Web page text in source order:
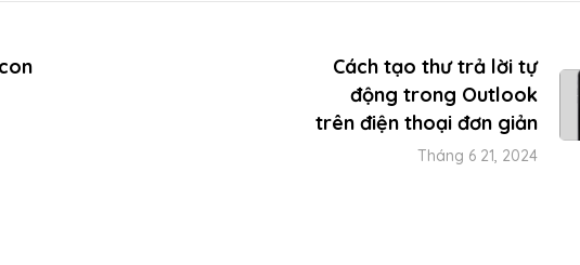
Cách tạo thư trả lời tự
động trong Outlook
trên điện thoại đơn giản
Tháng 6 21, 2024